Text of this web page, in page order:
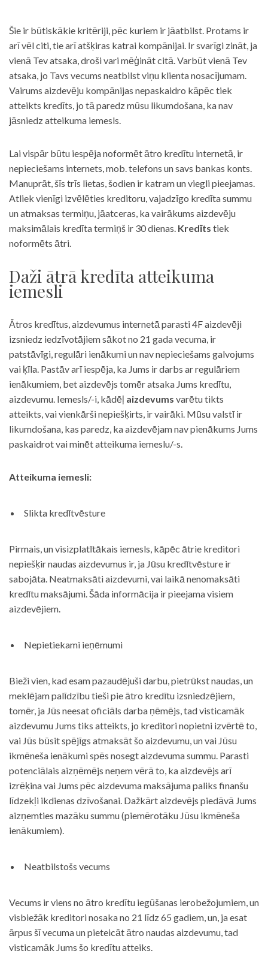
Šie ir būtiskākie kritēriji, pēc kuriem ir jāatbilst. Protams ir
arī vēl citi, tie arī atšķiras katrai kompānijai. Ir svarīgi zināt, ja
vienā Tev atsaka, droši vari mēģināt citā. Varbūt vienā Tev
atsaka, jo Tavs vecums neatbilst viņu klienta nosacījumam.
Vairums aizdevēju kompānijas nepaskaidro kāpēc tiek
atteikts kredīts, jo tā paredz mūsu likumdošana, ka nav
jāsniedz atteikuma iemesls.
Lai vispār būtu iespēja noformēt ātro kredītu internetā, ir
nepieciešams internets, mob. telefons un savs bankas konts.
Manuprāt, šīs trīs lietas, šodien ir katram un viegli pieejamas.
Atliek vienīgi izvēlēties kreditoru, vajadzīgo kredīta summu
un atmaksas termiņu, jāatceras, ka vairākums aizdevēju
maksimālais kredīta termiņš ir 30 dienas. Kredīts tiek
noformēts ātri.
Daži ātrā kredīta atteikuma
iemesli
Ātros kredītus, aizdevumus internetā parasti 4F aizdevēji
izsniedz iedzīvotājiem sākot no 21 gada vecuma, ir
patstāvīgi, regulāri ienākumi un nav nepieciešams galvojums
vai ķīla. Pastāv arī iespēja, ka Jums ir darbs ar regulāriem
ienākumiem, bet aizdevējs tomēr atsaka Jums kredītu,
aizdevumu. Iemesls/-i, kādēļ aizdevums varētu tikts
atteikts, vai vienkārši nepiešķirts, ir vairāki. Mūsu valstī ir
likumdošana, kas paredz, ka aizdevējam nav pienākums Jums
paskaidrot vai minēt atteikuma iemeslu/-s.
Atteikuma iemesli:
Slikta kredītvēsture
Pirmais, un visizplatītākais iemesls, kāpēc ātrie kreditori
nepiešķir naudas aizdevumus ir, ja Jūsu kredītvēsture ir
sabojāta. Neatmaksāti aizdevumi, vai laikā nenomaksāti
kredītu maksājumi. Šāda informācija ir pieejama visiem
aizdevējiem.
Nepietiekami ieņēmumi
Bieži vien, kad esam pazaudējuši darbu, pietrūkst naudas, un
meklējam palīdzību tieši pie ātro kredītu izsniedzējiem,
tomēr, ja Jūs neesat oficiāls darba ņēmējs, tad visticamāk
aizdevumu Jums tiks atteikts, jo kreditori nopietni izvērtē to,
vai Jūs būsit spējīgs atmaksāt šo aizdevumu, un vai Jūsu
ikmēneša ienākumi spēs nosegt aizdevuma summu. Parasti
potenciālais aizņēmējs neņem vērā to, ka aizdevējs arī
izrēķina vai Jums pēc aizdevuma maksājuma paliks finanšu
līdzekļi ikdienas dzīvošanai. Dažkārt aizdevējs piedāvā Jums
aizņemties mazāku summu (piemērotāku Jūsu ikmēneša
ienākumiem).
Neatbilstošs vecums
Vecums ir viens no ātro kredītu iegūšanas ierobežojumiem, un
visbiežāk kreditori nosaka no 21 līdz 65 gadiem, un, ja esat
ārpus šī vecuma un pieteicāt ātro naudas aizdevumu, tad
visticamāk Jums šo kredītu atteiks.